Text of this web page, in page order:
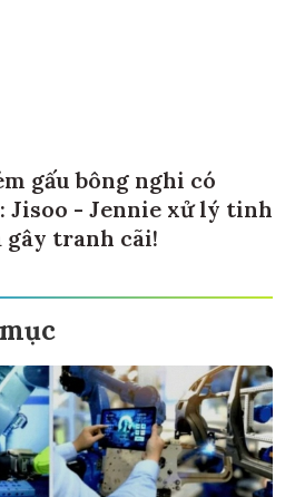
gấu bông nghi có
Jisoo - Jennie xử lý tinh
gây tranh cãi!